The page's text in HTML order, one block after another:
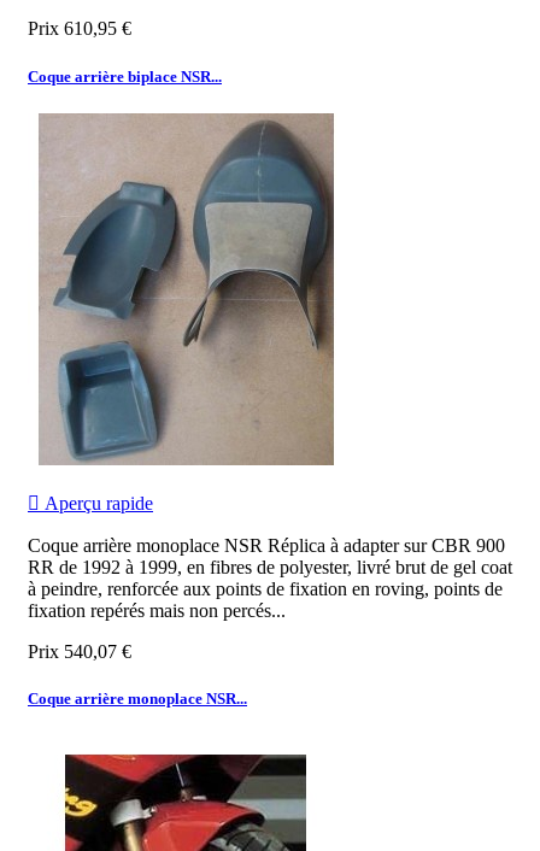
Prix 610,95 €
Coque arrière biplace NSR...
 Aperçu rapide
Coque arrière monoplace NSR Réplica à adapter sur CBR 900
RR de 1992 à 1999, en fibres de polyester, livré brut de gel coat
à peindre, renforcée aux points de fixation en roving, points de
fixation repérés mais non percés...
Prix 540,07 €
Coque arrière monoplace NSR...